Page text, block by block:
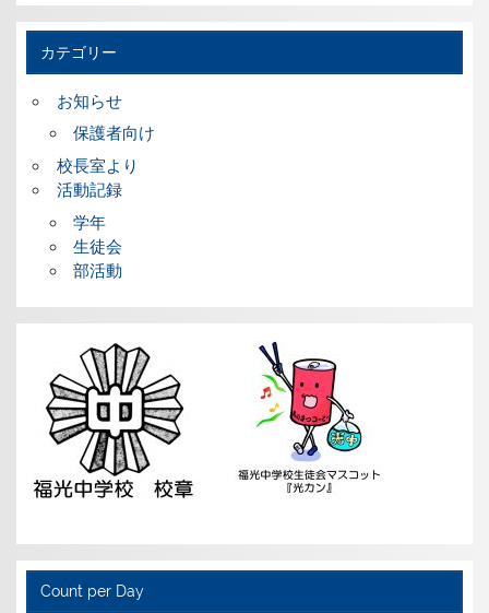
カテゴリー
お知らせ
保護者向け
校長室より
活動記録
学年
生徒会
部活動
Count per Day